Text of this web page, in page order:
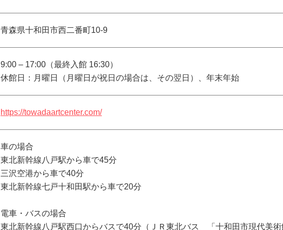
青森県十和田市西二番町10-9
9:00 – 17:00（最終入館 16:30）
休館日：月曜日（月曜日が祝日の場合は、その翌日）、年末年始
https://towadaartcenter.com/
車の場合
東北新幹線八戸駅から車で45分
三沢空港から車で40分
東北新幹線七戸十和田駅から車で20分
電車・バスの場合
東北新幹線八戸駅西口からバスで40分（ＪＲ東北バス 「十和田市現代美術